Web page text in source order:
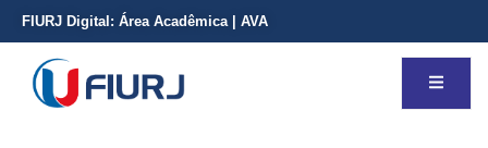
FIURJ Digital: Área Acadêmica AVA